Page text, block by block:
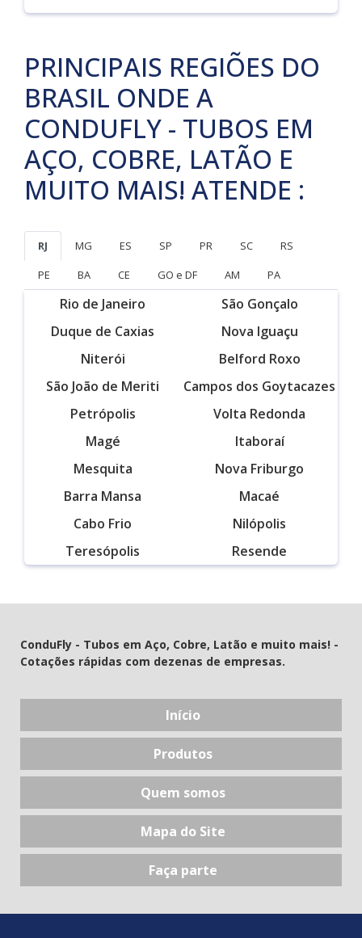
PRINCIPAIS REGIÕES DO
BRASIL ONDE A
CONDUFLY - TUBOS EM
AÇO, COBRE, LATÃO E
MUITO MAIS! ATENDE :
RJ MG ES SP PR SC
RS
PE
BA CE GO e DF AM PA
Rio de Janeiro
São Gonçalo
Duque de Caxias
Nova Iguaçu
Niterói
Belford Roxo
São João de Meriti
Campos dos Goytacazes
Petrópolis
Volta Redonda
Magé
Itaboraí
Mesquita
Nova Friburgo
Barra Mansa
Macaé
Cabo Frio
Nilópolis
Teresópolis
Resende
ConduFly - Tubos em Aço, Cobre, Latão e muito mais! -
Cotações rápidas com dezenas de empresas.
Início
Produtos
Quem somos
Mapa do Site
Faça parte